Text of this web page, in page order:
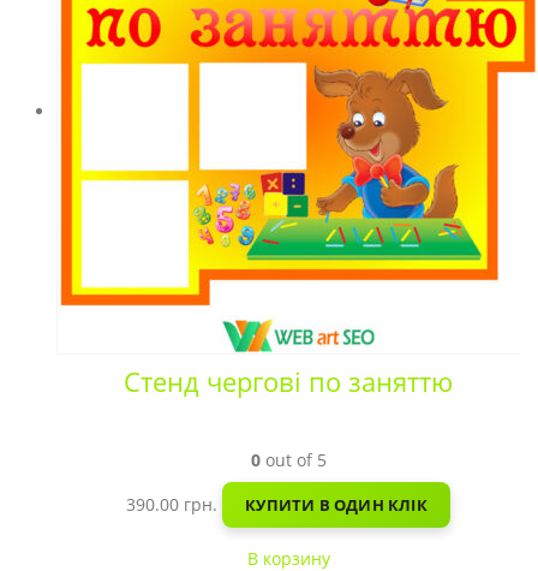
Стенд чергові по заняттю
0out of 5
390.00 грн. КУПИТИ В ОДИН КЛІК
В корзину